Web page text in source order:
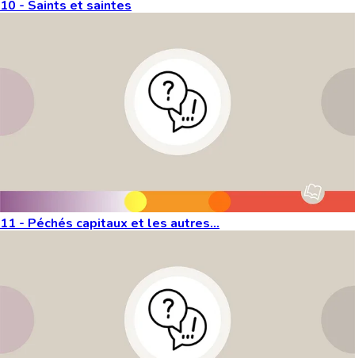
10 - Saints et saintes
11 - Péchés capitaux et les autres...